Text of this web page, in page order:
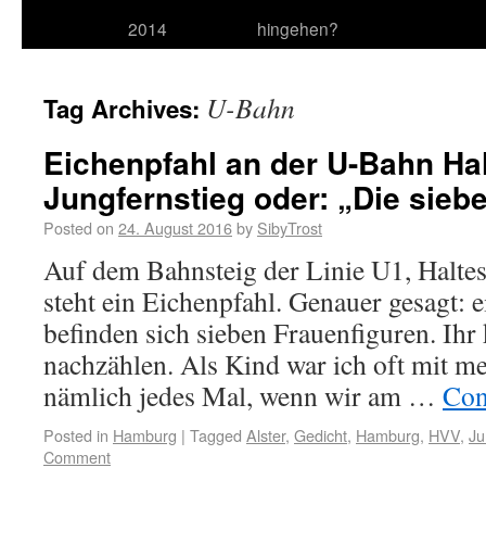
2014
hingehen?
Tag Archives: U-Bahn
Eichenpfahl an der U-Bahn
Jungfernstieg oder: „Die
Posted on 24. August 2016by SibyTrost
Auf dem Bahnsteig der Linie U1,
steht ein Eichenpfahl. Genauer
befinden sich sieben Frauenfiguren. Ihr
nachzählen. Als Kind war ich oft mit
nämlich jedes Mal, wenn wir am …
Posted in Hamburg | Tagged Alster, Gedicht, Hamburg, HVV,
Comment